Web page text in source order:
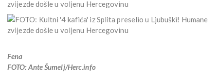
Fena
FOTO: Ante Šumelj/Herc.info